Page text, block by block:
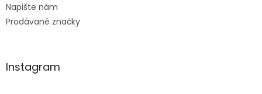
Napište nám
Prodávané značky
Instagram